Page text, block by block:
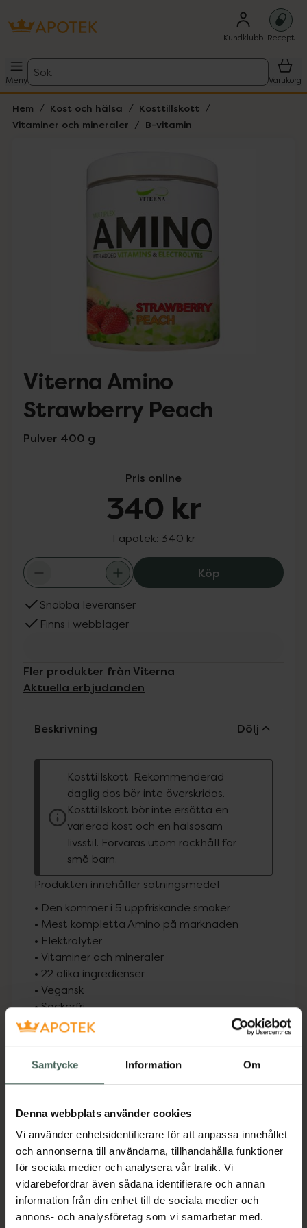
Samtycke Information Om
Denna webbplats använder cookies
Vi använder enhetsidentifierare för att anpassa innehållet
och annonserna till användarna, tillhandahålla funktioner
för sociala medier och analysera vår trafik. Vi
vidarebefordrar även sådana identifierare och annan
information från din enhet till de sociala medier och
annons- och analysföretag som vi samarbetar med.
Kundklubb Recept
Meny
Sök
Varukorg
Hem Kost och hälsa
Kosttillskott
Vitaminer och mineraler
B-vitamin
Viterna Amino
Strawberry Peach
Pulver 400 g
Pris online
340 kr
I apotek: 340 kr
KöpViterna Amino
Snabba leveranser
Finns i webblager
Fler produkter från Viterna
Aktuella erbjudanden
Beskrivning Dölj
Kosttillskott. Rekommenderad
daglig dos bör inte överskridas.
Kosttillskott bör inte ersätta en
varierad kost och en hälsosam
livsstil. Förvaras utom räckhåll för
små barn.
Produkten innehåller sötningsmedel
• Den kommer i 5 uppfriskande smaker
• Mest kompletta Amino på marknaden
• Elektrolyter
• Vitaminer och mineraler
• 22 olika ingredienser
• Vegansk
•Sockerfri
• 11 g amino per servering
Multiplex Amino är förmodlingen marknadens
bästa amino komplex av högsta kvalité. Den
essentiella aminosysror (BCAA och EAA) men
fler viktiga aminosysror för en bättre träning
och återhämtning. Produkten är berikad med
vitaminer, mineraler och elektrolyter samt
Piperin för bästa upptag.
Jämförpris
0,90 kr /